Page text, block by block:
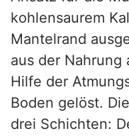
kohlensaurem
Mantelrand
aus der Nahrung
Hilfe der
Boden gelöst.
drei Schichten: